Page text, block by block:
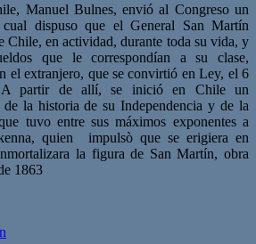
Manuel Bulnes, envió al Congreso un
dispuso que el General San Martín
Chile, en actividad, durante toda su vida, y
que le correspondían a su clase,
el extranjero, que se convirtió en Ley, el 6
A partir de allí, se inició en Chile un
la historia de su Independencia y de la
tuvo entre sus máximos exponentes a
quien impulsò que se erigiera en
la figura de San Martín, obra
1863